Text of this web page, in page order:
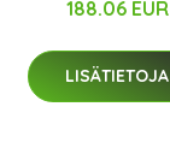
188.06 EUR
LISÄTIETOJA